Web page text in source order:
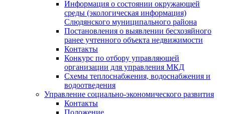
Информация о состоянии окружающей
среды (экологическая информация)
Слюдянского муниципального района
Постановления о выявлении бесхозяйного
ранее учтенного объекта недвижимости
Контакты
Конкурс по отбору управляющей
организации для управления МКД
Схемы теплоснабжения, водоснабжения и
водоотведения
Управление социально-экономического развития
Контакты
Положение